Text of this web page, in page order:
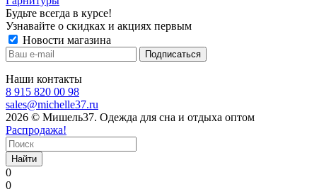
Будьте всегда в курсе!
Узнавайте о скидках и акциях первым
Новости магазина
Наши контакты
8 915 820 00 98
sales@michelle37.ru
2026 © Мишель37. Одежда для сна и отдыха оптом
Распродажа!
Найти
0
0